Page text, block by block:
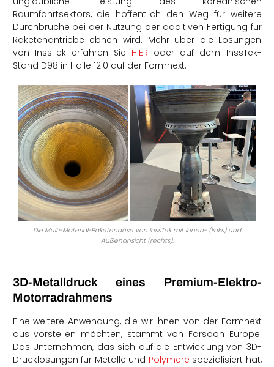
Raumfahrtsektors, die hoffentlich den Weg für weitere
Durchbrüche bei der Nutzung der additiven Fertigung für
Raketenantriebe ebnen wird. Mehr über die Lösungen
von InssTek erfahren Sie HIER oder auf dem InssTek-
Stand D98 in Halle 12.0 auf der Formnext.
Die Multi-Material-Raketendüse von InssTek mit Innen- (links) und
Außenansicht (rechts).
3D-Metalldruck eines Premium-Elektro-
Motorradrahmens
Eine weitere Anwendung, die wir Ihnen von der Formnext
aus vorstellen möchten, stammt von Farsoon Europe.
Das Unternehmen, das sich auf die Entwicklung von 3D-
Drucklösungen für Metalle und Polymere spezialisiert hat,